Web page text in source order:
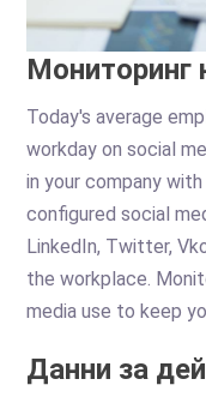
Мониторинг
Today's average
workday on social
in your company
configured social
LinkedIn, Twitter,
the workplace.
media use to keep
Данни за